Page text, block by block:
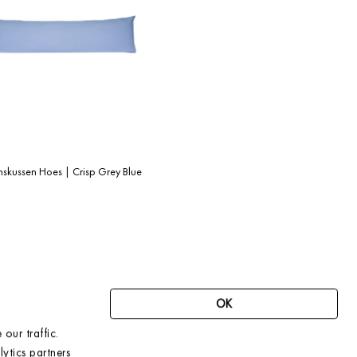
our traffic.
partners
OK
Hoes | Crisp Grey Blue